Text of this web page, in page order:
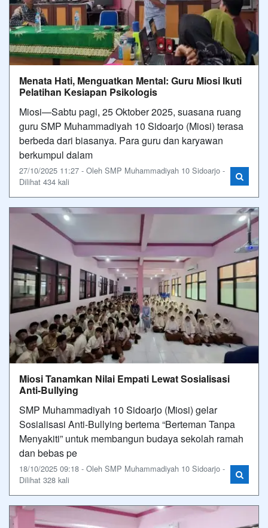
Menata Hati, Menguatkan Mental: Guru Miosi Ikuti
Pelatihan Kesiapan Psikologis
Miosi—Sabtu pagi, 25 Oktober 2025, suasana ruang
guru SMP Muhammadiyah 10 Sidoarjo (Miosi) terasa
berbeda dari biasanya. Para guru dan karyawan
berkumpul dalam
27/10/2025 11:27 - Oleh SMP Muhammadiyah 10 Sidoarjo -
Dilihat 434 kali
Miosi Tanamkan Nilai Empati Lewat Sosialisasi
Anti-Bullying
SMP Muhammadiyah 10 Sidoarjo (Miosi) gelar
Sosialisasi Anti-Bullying bertema “Berteman Tanpa
Menyakiti” untuk membangun budaya sekolah ramah
dan bebas pe
18/10/2025 09:18 - Oleh SMP Muhammadiyah 10 Sidoarjo -
Dilihat 328 kali